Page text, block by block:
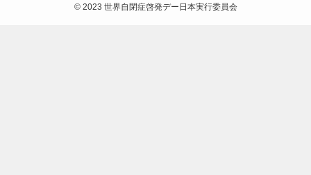
©2023 世界自閉症啓発デー日本実行委員会